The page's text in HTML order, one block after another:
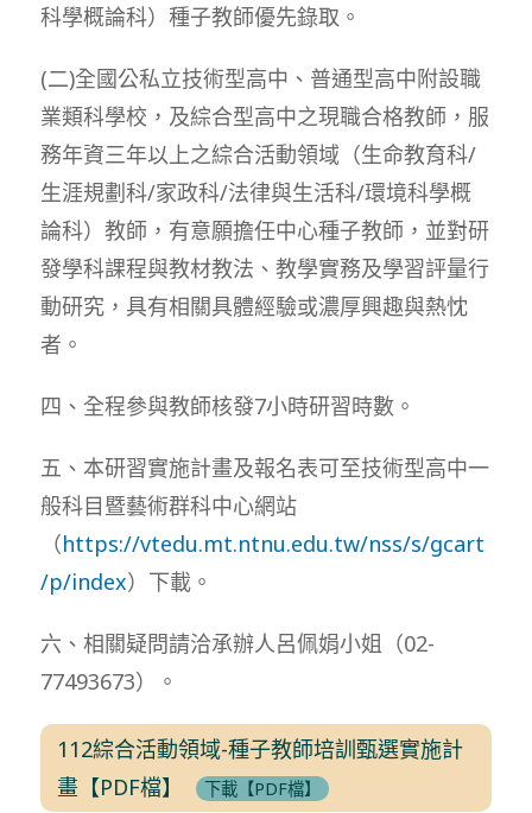
科學概論科）種子教師優先錄取。
(二)全國公私立技術型高中、普通型高中附設職
業類科學校，及綜合型高中之現職合格教師，服
務年資三年以上之綜合活動領域（生命教育科/
生涯規劃科/家政科/法律與生活科/環境科學概
論科）教師，有意願擔任中心種子教師，並對研
發學科課程與教材教法、教學實務及學習評量行
動研究，具有相關具體經驗或濃厚興趣與熱忱
者。
四、全程參與教師核發7小時研習時數。
五、本研習實施計畫及報名表可至技術型高中一
般科目暨藝術群科中心網站
（https://vtedu.mt.ntnu.edu.tw/nss/s/gcart
/p/index）下載。
六、相關疑問請洽承辦人呂佩娟小姐（02-
77493673）。
112綜合活動領域-種子教師培訓甄選實施計
畫【PDF檔】
下載【PDF檔】